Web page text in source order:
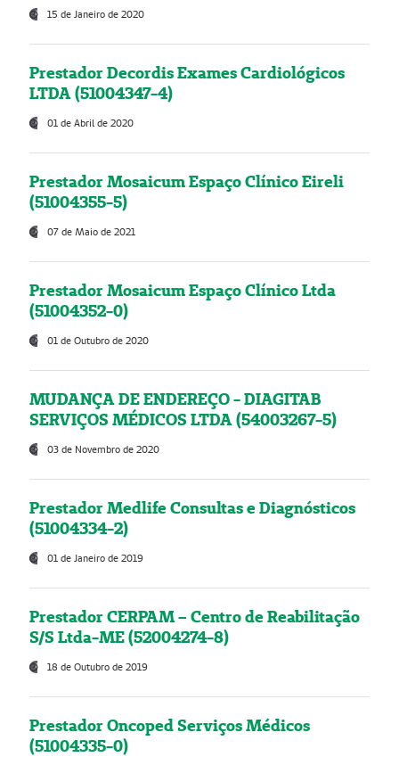
15 de Janeiro de 2020
Prestador Decordis Exames Cardiológicos
LTDA (51004347-4)
01 de Abril de 2020
Prestador Mosaicum Espaço Clínico Eireli
(51004355-5)
07 de Maio de 2021
Prestador Mosaicum Espaço Clínico Ltda
(51004352-0)
01 de Outubro de 2020
MUDANÇA DE ENDEREÇO - DIAGITAB
SERVIÇOS MÉDICOS LTDA (54003267-5)
03 de Novembro de 2020
Prestador Medlife Consultas e Diagnósticos
(51004334-2)
01 de Janeiro de 2019
Prestador CERPAM – Centro de Reabilitação
S/S Ltda-ME (52004274-8)
18 de Outubro de 2019
Prestador Oncoped Serviços Médicos
(51004335-0)